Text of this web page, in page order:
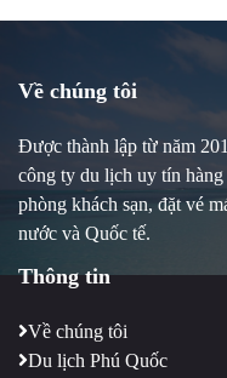
Về chúng tôi
Được thành lập từ năm
công ty du lịch uy tín
phòng khách sạn, đặt vé
nước và Quốc tế.
Thông tin
Về chúng tôi
Du lịch Phú Quốc